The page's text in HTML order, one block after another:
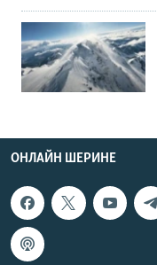
ОНЛАЙН ШЕРИНЕ